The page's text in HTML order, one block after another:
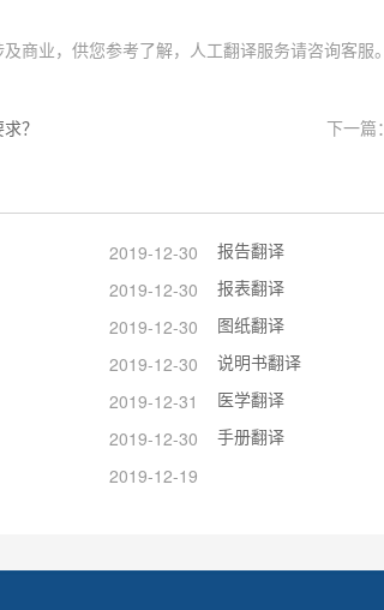
商业，供您参考了解，人工翻译服务请咨询客服。
？ 下一篇：
2019-12-30 报告翻译
2019-12-30 报表翻译
2019-12-30 图纸翻译
2019-12-30 说明书翻译
2019-12-31 医学翻译
2019-12-30 手册翻译
2019-12-19